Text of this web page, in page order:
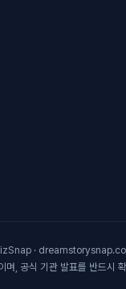
·
며, 공식 기관 발표를 반드시